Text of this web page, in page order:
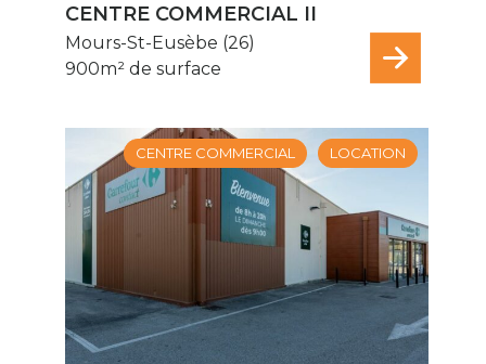
CENTRE COMMERCIAL II
Mours-St-Eusèbe (26)
900m² de surface
CENTRE COMMERCIAL LOCATION